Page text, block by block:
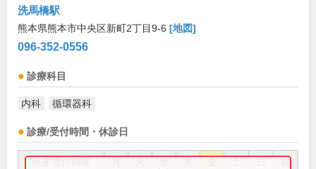
洗馬橋駅
熊本県熊本市中央区新町2丁目9-6 [地図]
096-352-0556
診療科目
内科 循環器科
診療/受付時間・休診日
祝